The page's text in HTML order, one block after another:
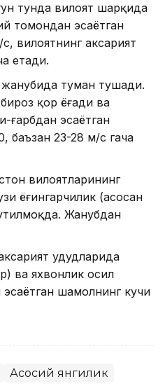
тунда вилоят шарқида
томондан эсаётган
вилоятнинг аксарият
етади.
туман тушади.
қор ёғади ва
ғарбдан эсаётган
баъзан 23-28 м/с гача
вилоятларининг
ёғингарчилик (асосан
Жанубдан
ҳудудларида
ва яхвонлик ҳосил
шамолнинг кучи
Асосий янгилик